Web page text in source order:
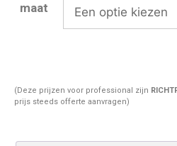
maat
(Deze prijzen voor professional zijn
prijs steeds offerte aanvragen)